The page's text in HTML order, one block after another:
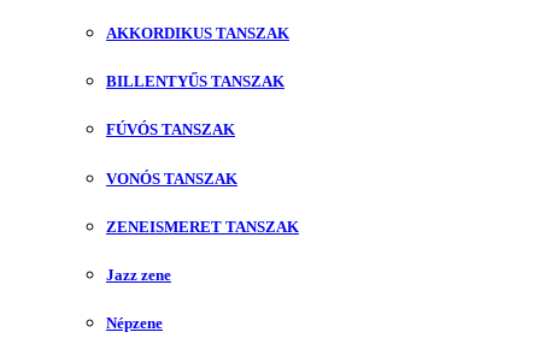
AKKORDIKUS TANSZAK
BILLENTYŰS TANSZAK
FÚVÓS TANSZAK
VONÓS TANSZAK
ZENEISMERET TANSZAK
Jazz zene
Népzene